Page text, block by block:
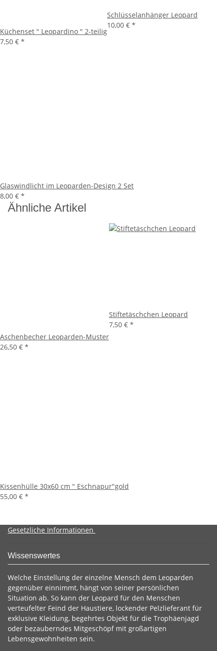
Küchenset " Leopardino " 2-teilig
7,50 € *
Schlüsselanhänger Leopard
10,00 € *
Glaswindlicht im Leoparden-Design 2 Set
8,00 € *
Ähnliche Artikel
Aschenbecher Leoparden-Muster
26,50 € *
Stiftetäschchen Leopard
7,50 € *
Kissenhülle 30x60 cm " Eschnapur"gold
55,00 € *
Gesetzliche Informationen
Wissenswertes
Welche Einstellung der einzelne Mensch dem Leoparden
gegenüber einnimmt, hängt von seiner persönlichen
Situation ab. So kann der Leopard für den Menschen
verteufelter Feind der Haustiere, lockender Pelzlieferant für
exklusive Kleidung, begehrtes Objekt für die Trophäenjagd
oder bezauberndes Mitgeschöpf mit großartigen
Lebensgewohnheiten sein.